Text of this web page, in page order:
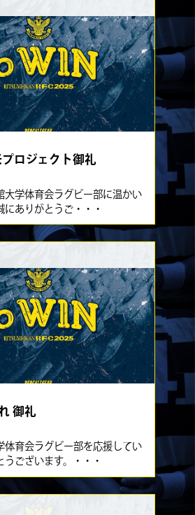
ロジェクト御礼
大学体育会ラグビー部に温かい
にありがとうご・・・
御礼
体育会ラグビー部を応援してい
うございます。・・・